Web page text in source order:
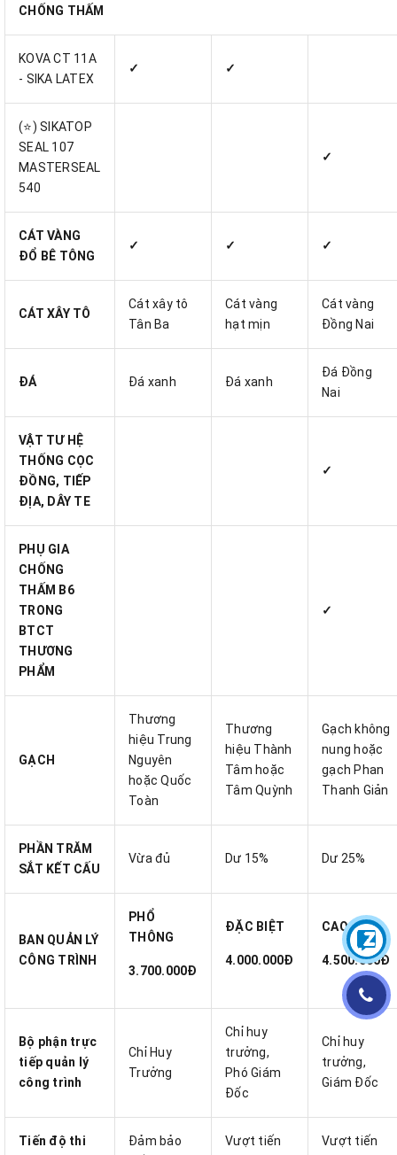
CHỐNG THẤM
KOVA CT 11A
- SIKA LATEX
✓ ✓
(⭐) SIKATOP
SEAL 107
MASTERSEAL
540
✓
CÁT VÀNG
ĐỔ BÊ TÔNG
✓ ✓ ✓
CÁT XÂY TÔ
Cát xây tô
Tân Ba
Cát vàng
hạt mịn
Cát vàng
Đồng Nai
ĐÁ Đá xanh Đá xanh
Đá Đồng
Nai
VẬT TƯ HỆ
THỐNG CỌC
ĐỒNG, TIẾP
ĐỊA, DÂY TE
✓
PHỤ GIA
CHỐNG
THẤM B6
TRONG
BTCT
THƯƠNG
PHẨM
✓
GẠCH
Thương
hiệu Trung
Nguyên
hoặc Quốc
Toàn
Thương
hiệu Thành
Tâm hoặc
Tâm Quỳnh
Gạch không
nung hoặc
gạch Phan
Thanh Giản
PHẦN TRĂM
SẮT KẾT CẤU
Vừa đủ Dư 15% Dư 25%
BAN QUẢN LÝ
CÔNG TRÌNH
PHỔ
THÔNG
3.700.000Đ
ĐẶC BIỆT
4.000.000Đ
CAO CẤP
4.500.000Đ
Bộ phận trực
tiếp quản lý
công trình
Chỉ Huy
Trưởng
Chỉ huy
trưởng,
Phó Giám
Đốc
Chỉ huy
trưởng,
Giám Đốc
Tiến độ thi
Đảm bảo
Vượt tiến
Vượt tiến